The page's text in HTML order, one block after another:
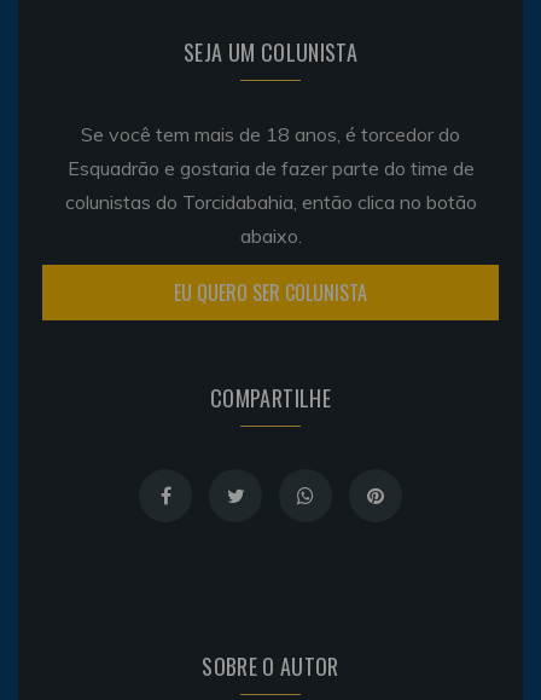
SEJA UM COLUNISTA
Se você tem mais de 18 anos, é torcedor do
Esquadrão e gostaria de fazer parte do time de
colunistas do Torcidabahia, então clica no botão
abaixo.
EU QUERO SER COLUNISTA
COMPARTILHE
SOBRE O AUTOR